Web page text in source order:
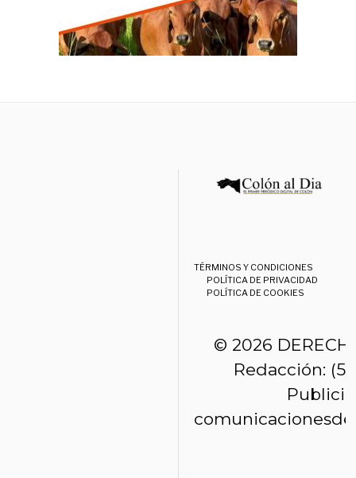
TÉRMINOS Y CONDICIONES
POLÍTICA DE PRIVACIDAD
POLÍTICA DE COOKIES
© 2026
Redacción: